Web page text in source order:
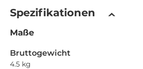
Spezifikationen
Maße
Bruttogewicht
4.5 kg